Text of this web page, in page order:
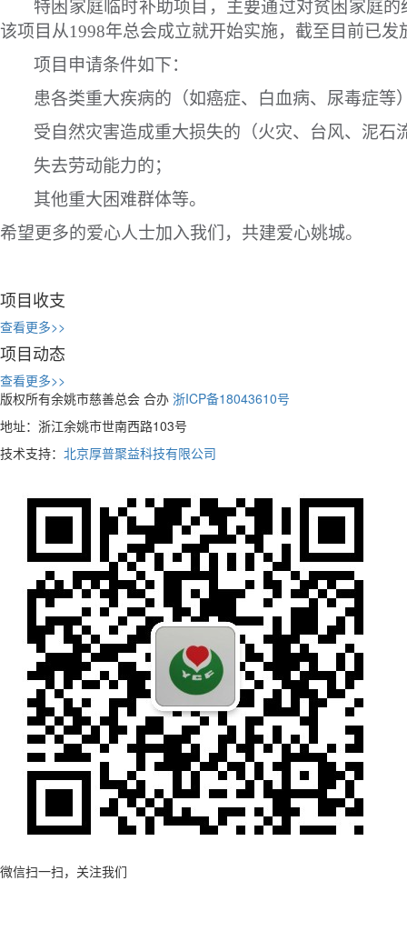
特困家庭临时补助项目，主要通过对贫困家庭
该项目从1998年总会成立就开始实施，截至目前已发
项目申请条件如下：
患各类重大疾病的（如癌症、白血病、尿毒症等
受自然灾害造成重大损失的（火灾、台风、泥石
失去劳动能力的；
其他重大困难群体等。
希望更多的爱心人士加入我们，共建爱心姚城。
项目收支
查看更多>>
项目动态
查看更多>>
版权所有余姚市慈善总会 合办 浙ICP备18043610号
地址：浙江余姚市世南西路103号
技术支持： 北京厚普聚益科技有限公司
微信扫一扫，关注我们